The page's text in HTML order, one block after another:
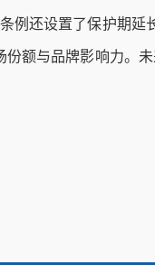
例还设置了保护期延
额与品牌影响力。